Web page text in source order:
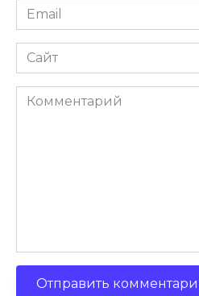
Email
Сайт
Комментарий